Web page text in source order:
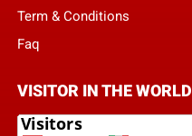
Term & Conditions
Faq
VISITOR IN THE WORLD